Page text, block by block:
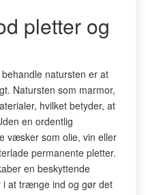
pletter og
natursten er at
Natursten som marmor,
hvilket betyder, at
en ordentlig
væsker som olie, vin eller
permanente pletter.
en beskyttende
at trænge ind og gør det